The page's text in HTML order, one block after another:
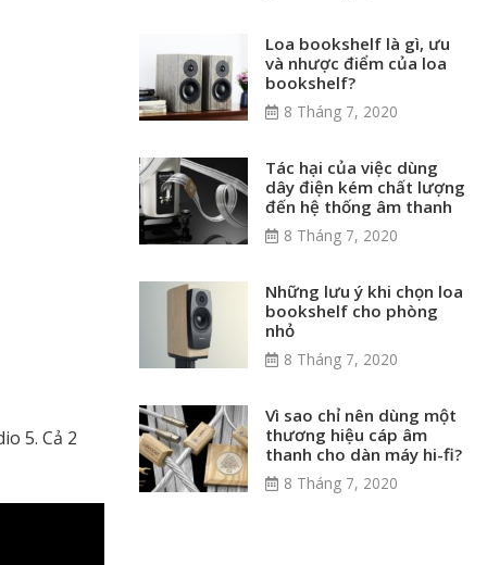
5. Cả 2
Loa bookshelf là gì, ưu
và nhược điểm của loa
bookshelf?
8 Tháng 7, 2020
Tác hại của việc dùng
dây điện kém chất lượng
đến hệ thống âm thanh
8 Tháng 7, 2020
Những lưu ý khi chọn loa
bookshelf cho phòng
nhỏ
8 Tháng 7, 2020
Vì sao chỉ nên dùng một
thương hiệu cáp âm
thanh cho dàn máy hi-fi?
8 Tháng 7, 2020